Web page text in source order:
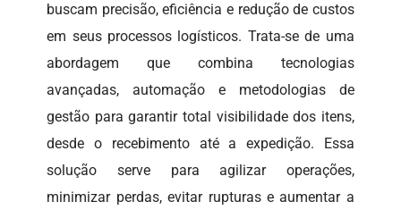
buscam precisão, eficiência e redução de custos
em seus processos logísticos. Trata-se de uma
abordagem que combina tecnologias
avançadas, automação e metodologias de
gestão para garantir total visibilidade dos itens,
desde o recebimento até a expedição. Essa
solução serve para agilizar operações,
minimizar perdas, evitar rupturas e aumentar a